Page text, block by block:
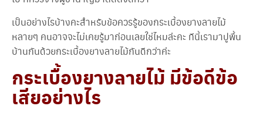
เป็นอย่างไรบ้างคะสำหรับข้อควรรู้ของกระเบื้องยางลายไม้
หลายๆ คนอาจจะไม่เคยรู้มาก่อนเลยใช่ไหมล่ะคะ ทีนี้เรามาปูพื้น
บ้านกันด้วยกระเบื้องยางลายไม้กันดีกว่าค่ะ
กระเบื้องยางลายไม้ มีข้อดีข้อ
เสียอย่างไร